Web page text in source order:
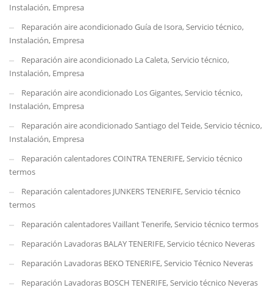
Instalación, Empresa
Reparación aire acondicionado Guía de Isora, Servicio técnico,
Instalación, Empresa
Reparación aire acondicionado La Caleta, Servicio técnico,
Instalación, Empresa
Reparación aire acondicionado Los Gigantes, Servicio técnico,
Instalación, Empresa
Reparación aire acondicionado Santiago del Teide, Servicio técnico,
Instalación, Empresa
Reparación calentadores COINTRA TENERIFE, Servicio técnico
termos
Reparación calentadores JUNKERS TENERIFE, Servicio técnico
termos
Reparación calentadores Vaillant Tenerife, Servicio técnico termos
Reparación Lavadoras BALAY TENERIFE, Servicio técnico Neveras
Reparación Lavadoras BEKO TENERIFE, Servicio Técnico Neveras
Reparación Lavadoras BOSCH TENERIFE, Servicio técnico Neveras